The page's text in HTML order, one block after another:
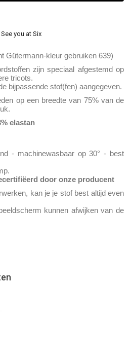
you at Six
Gütermann-kleur gebruiken 639)
zijn speciaal afgestemd op
tricots.
bijpassende stof(fen) aangegeven.
op een breedte van 75% van de
elastan
- machinewasbaar op 30° - best
door onze producent
kan je je stof best altijd even
kunnen afwijken van de